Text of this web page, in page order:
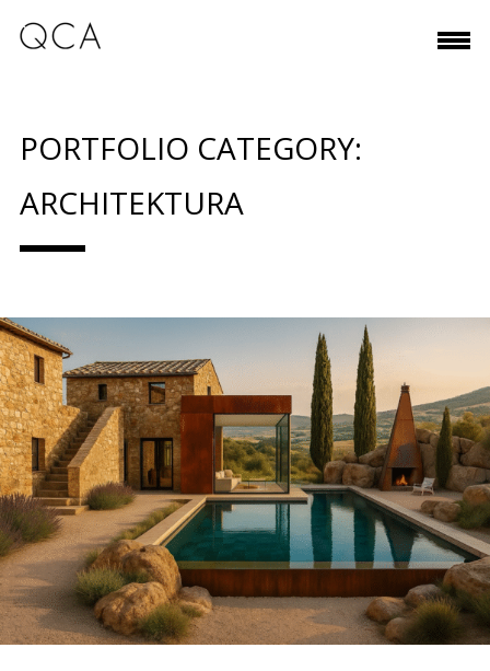
PORTFOLIO CATEGORY:
ARCHITEKTURA